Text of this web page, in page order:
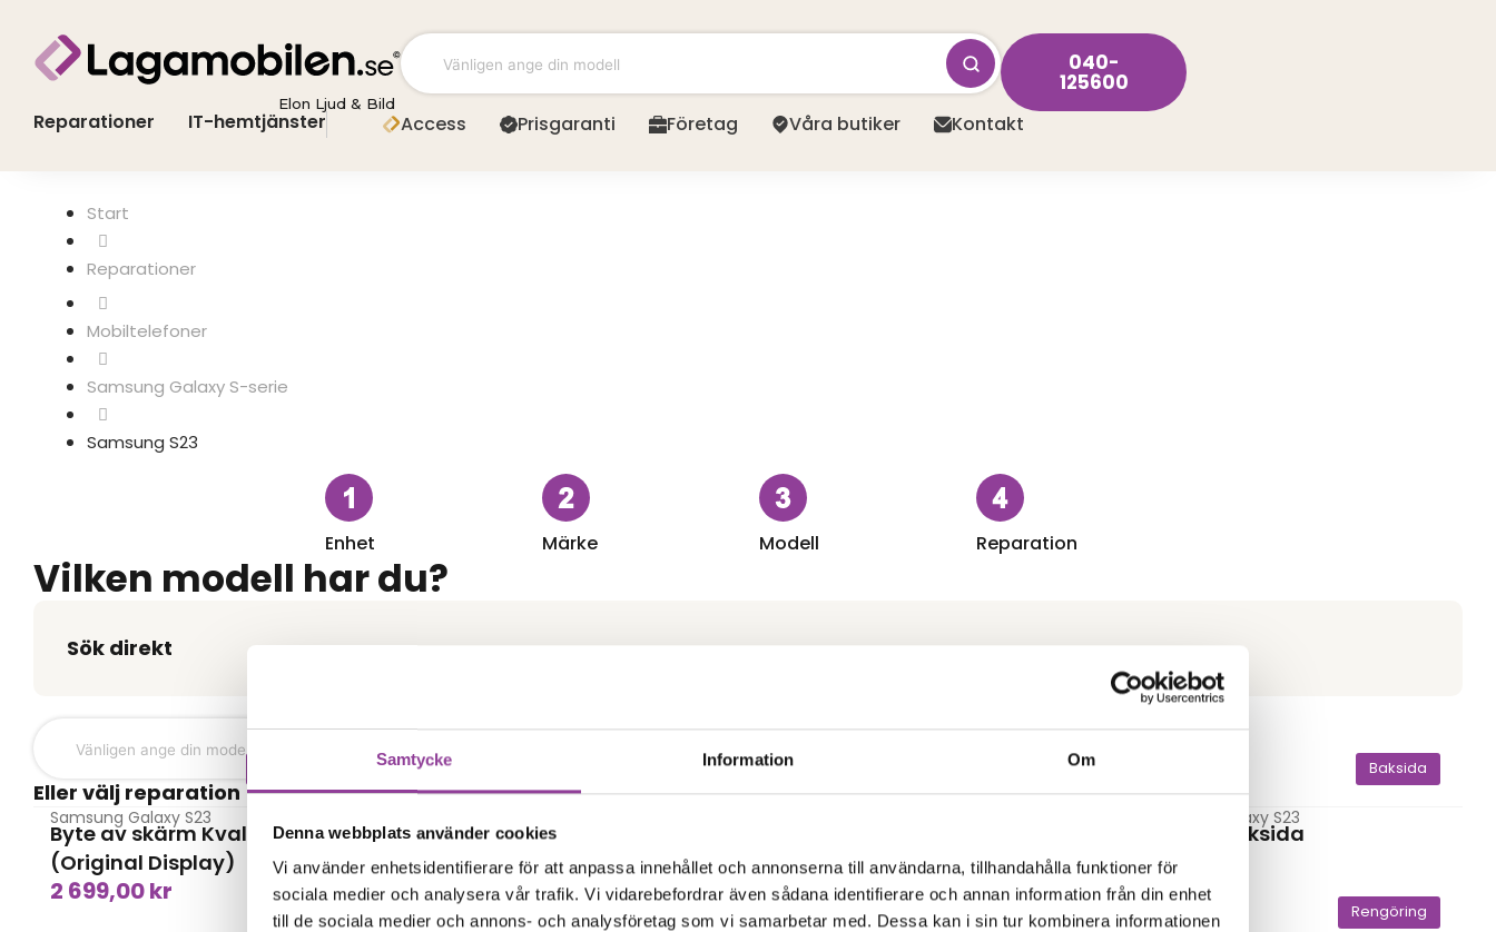
Samtycke Information Om
Denna webbplats använder cookies
Vi använder enhetsidentifierare för att anpassa innehållet och annonserna till användarna, tillhandahålla funktioner för
sociala medier och analysera vår trafik. Vi vidarebefordrar även sådana identifierare och annan information från din enhet
till de sociala medier och annons- och analysföretag som vi samarbetar med. Dessa kan i sin tur kombinera informationen
innehåll
Elon Ljud & Bild
040-
125600
Reparationer IT-hemtjänster Access Prisgaranti Företag Våra butiker Kontakt
Start
Mobiltelefoner
Samsung Galaxy S-serie
Samsung S23
Enhet Märke Modell Reparation
Vilken modell har du?
Sök direkt
Eller välj reparation
Samsung Galaxy S23
Byte av skärm Kvalité A
(Original Display)
2 699,00kr
Byte av batteri
799,00kr 999,00kr
Baksida
Samsung Galaxy S23
Byte av baksida
999,00
Högtalare Ström & volymflex Felsökning Rengöring